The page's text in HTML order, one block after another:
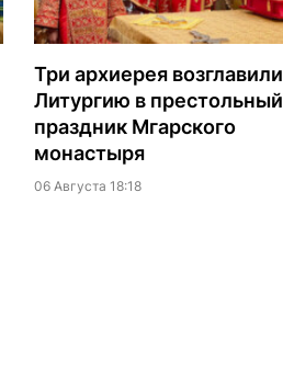
Три архиерея возглавили
Литургию в престольный
праздник Мгарского
монастыря
06 Августа 18:18